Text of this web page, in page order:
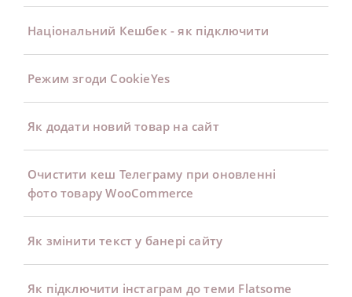
Національний Кешбек - як підключити
Режим згоди CookieYes
Як додати новий товар на сайт
Очистити кеш Телеграму при оновленні
фото товару WooCommerce
Як змінити текст у банері сайту
Як підключити інстаграм до теми Flatsome